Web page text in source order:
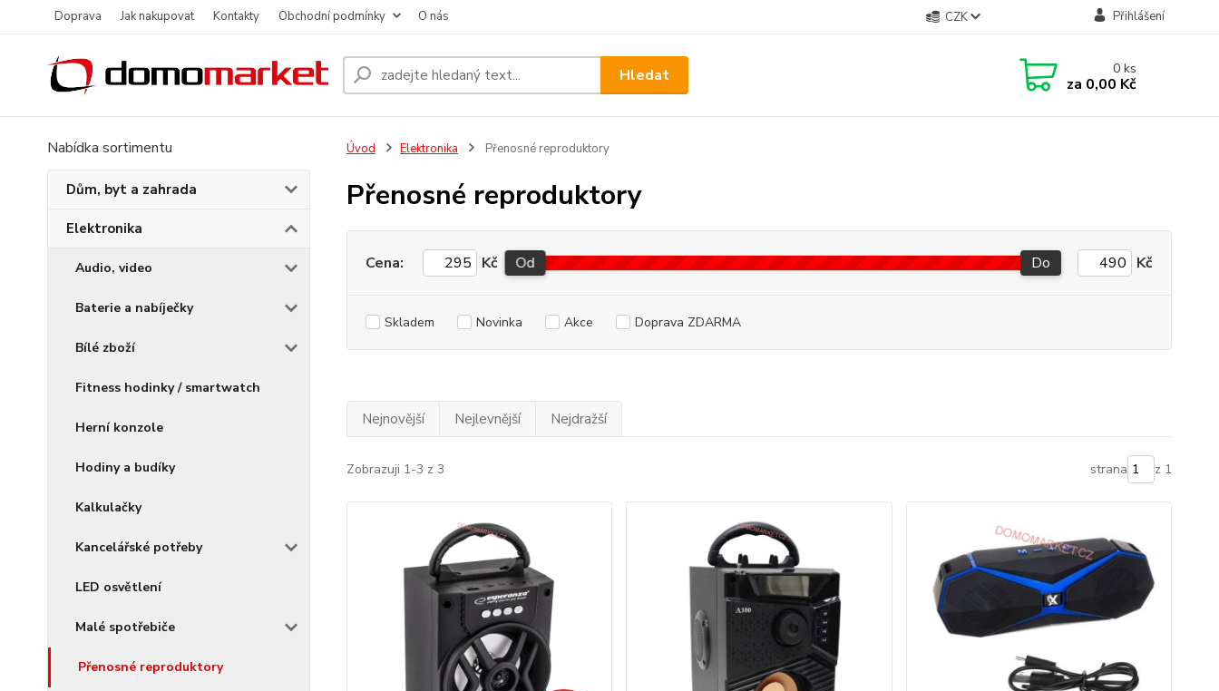
Doprava Jak nakupovat Kontakty Obchodní podmínky O nás CZK Přihlášení
Hledat 0ks
za 0,00 Kč
Nabídka sortimentu
Dům, byt a zahrada
Elektronika
Audio, video
Baterie a nabíječky
Bílé zboží
Fitness hodinky / smartwatch
Herní konzole
Hodiny a budíky
Kalkulačky
Kancelářské potřeby
LED osvětlení
Malé spotřebiče
Přenosné reproduktory
Úvod Elektronika Přenosné reproduktory
Přenosné reproduktory
Cena: Kč Od Do Kč
Skladem Novinka Akce Doprava ZDARMA
Nejnovější Nejlevnější Nejdražší
Zobrazuji 1-3 z 3 strana z 1